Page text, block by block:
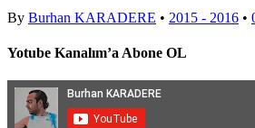
By Burhan KARADERE • 2015 - 2016 •
Yotube Kanalım’a Abone OL